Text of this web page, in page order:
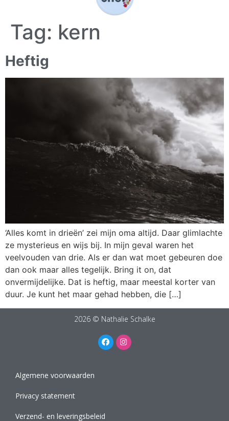
Tag: kern
Heftig
‘Alles komt in drieën’ zei mijn oma altijd. Daar glimlachte
ze mysterieus en wijs bij. In mijn geval waren het
veelvouden van drie. Als er dan wat moet gebeuren doe
dan ook maar alles tegelijk. Bring it on, dat
onvermijdelijke. Dat is heftig, maar meestal korter van
duur. Je kunt het maar gehad hebben, die […]
2026 © Nathalie Schalke
Algemene voorwaarden
Privacy statement
Verzend- en leveringsbeleid